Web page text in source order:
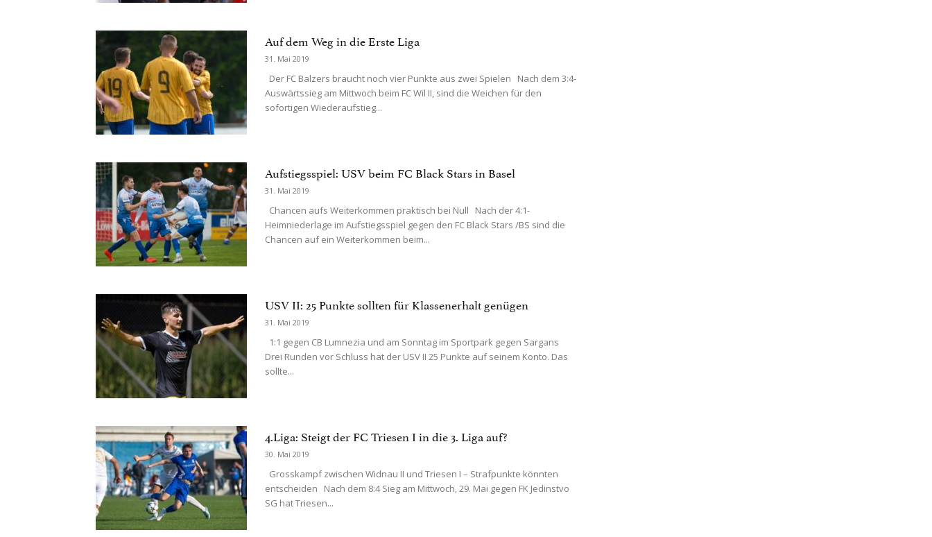
Auf dem Weg in die Erste Liga
31. Mai 2019
Der FC Balzers braucht noch vier Punkte aus zwei Spielen Nach dem 3:4-
Auswärtssieg am Mittwoch beim FC Wil II, sind die Weichen für den
sofortigen Wiederaufstieg...
Aufstiegsspiel: USV beim FC Black Stars in Basel
31. Mai 2019
Chancen aufs Weiterkommen praktisch bei Null Nach der 4:1-
Heimniederlage im Aufstiegsspiel gegen den FC Black Stars /BS sind die
Chancen auf ein Weiterkommen beim...
USV II: 25 Punkte sollten für Klassenerhalt genügen
31. Mai 2019
1:1 gegen CB Lumnezia und am Sonntag im Sportpark gegen Sargans
Drei Runden vor Schluss hat der USV II 25 Punkte auf seinem Konto. Das
sollte...
4.Liga: Steigt der FC Triesen I in die 3. Liga auf?
30. Mai 2019
Grosskampf zwischen Widnau II und Triesen I – Strafpunkte könnten
entscheiden Nach dem 8:4 Sieg am Mittwoch, 29. Mai gegen FK Jedinstvo
SG hat Triesen...